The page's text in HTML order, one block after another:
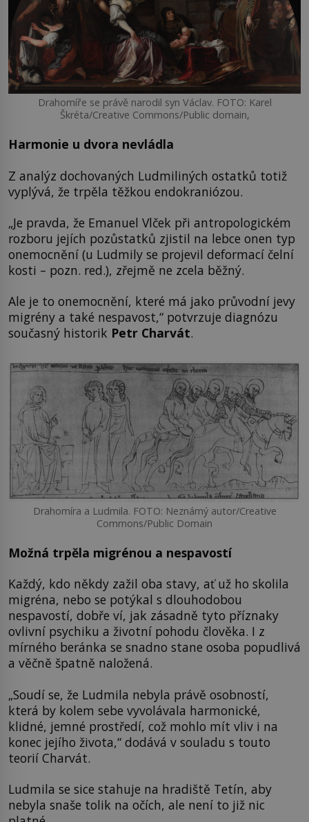
Drahomíře se právě narodil syn Václav. FOTO: Karel
Škréta/Creative Commons/Public domain,
Harmonie u dvora nevládla
Z analýz dochovaných Ludmiliných ostatků totiž
vyplývá, že trpěla těžkou endokraniózou.
„Je pravda, že Emanuel Vlček při antropologickém
rozboru jejích pozůstatků zjistil na lebce onen typ
onemocnění (u Ludmily se projevil deformací čelní
kosti – pozn. red.), zřejmě ne zcela běžný.
Ale je to onemocnění, které má jako průvodní jevy
migrény a také nespavost,“ potvrzuje diagnózu
současný historik Petr Charvát.
Drahomíra a Ludmila. FOTO: Neznámý autor/Creative
Commons/Public Domain
Možná trpěla migrénou a nespavostí
Každý, kdo někdy zažil oba stavy, ať už ho skolila
migréna, nebo se potýkal s dlouhodobou
nespavostí, dobře ví, jak zásadně tyto příznaky
ovlivní psychiku a životní pohodu člověka. I z
mírného beránka se snadno stane osoba popudlivá
a věčně špatně naložená.
„Soudí se, že Ludmila nebyla právě osobností,
která by kolem sebe vyvolávala harmonické,
klidné, jemné prostředí, což mohlo mít vliv i na
konec jejího života,“ dodává v souladu s touto
teorií Charvát.
Ludmila se sice stahuje na hradiště Tetín, aby
nebyla snaše tolik na očích, ale není to již nic